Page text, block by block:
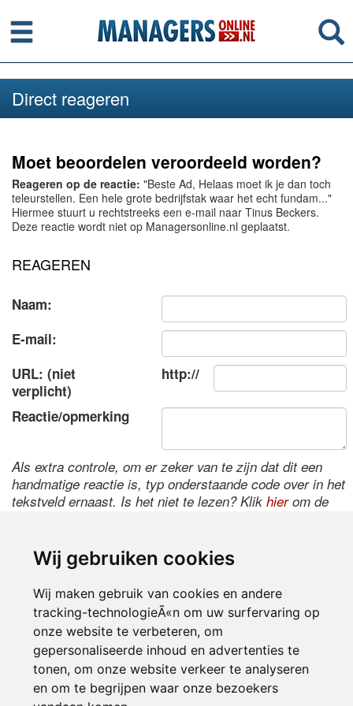
Wij gebruiken cookies
Wij maken gebruik van cookies en andere
tracking-technologieÃ«n om uw surfervaring op
onze website te verbeteren, om
gepersonaliseerde inhoud en advertenties te
tonen, om onze website verkeer te analyseren
en om te begrijpen waar onze bezoekers
Menu
Direct reageren
Moet beoordelen veroordeeld worden?
Reageren op de reactie: "Beste Ad, Helaas moet ik je dan toch
teleurstellen. Een hele grote bedrijfstak waar het echt fundam..."
Hiermee stuurt u rechtstreeks een e-mail naar Tinus Beckers.
Deze reactie wordt niet op Managersonline.nl geplaatst.
REAGEREN
Naam:
E-mail:
URL: (niet
verplicht)
http://
Reactie/opmerking
Als extra controle, om er zeker van te zijn dat dit een
handmatige reactie is, typ onderstaande code over in het
tekstveld ernaast. Is het niet te lezen? Klik hierom de
Inloggen